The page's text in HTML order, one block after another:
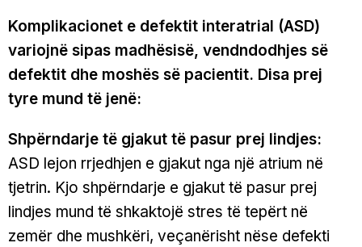
Komplikacionet e defektit interatrial (ASD)
variojnë sipas madhësisë, vendndodhjes së
defektit dhe moshës së pacientit. Disa prej
tyre mund të jenë:
Shpërndarje të gjakut të pasur prej lindjes:
ASD lejon rrjedhjen e gjakut nga një atrium në
tjetrin. Kjo shpërndarje e gjakut të pasur prej
lindjes mund të shkaktojë stres të tepërt në
zemër dhe mushkëri, veçanërisht nëse defekti